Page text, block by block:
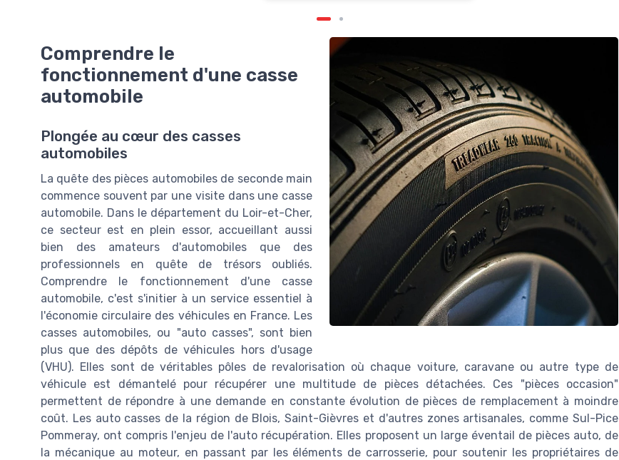
Comprendre le
fonctionnement d'une casse
automobile
Plongée au cœur des casses
automobiles
La quête des pièces automobiles de seconde main
commence souvent par une visite dans une casse
automobile. Dans le département du Loir-et-Cher,
ce secteur est en plein essor, accueillant aussi
bien des amateurs d'automobiles que des
professionnels en quête de trésors oubliés.
Comprendre le fonctionnement d'une casse
automobile, c'est s'initier à un service essentiel à
l'économie circulaire des véhicules en France. Les
casses automobiles, ou "auto casses", sont bien
plus que des dépôts de véhicules hors d'usage
(VHU). Elles sont de véritables pôles de revalorisation où chaque voiture, caravane ou autre type de
véhicule est démantelé pour récupérer une multitude de pièces détachées. Ces "pièces occasion"
permettent de répondre à une demande en constante évolution de pièces de remplacement à moindre
coût. Les auto casses de la région de Blois, Saint-Gièvres et d'autres zones artisanales, comme Sul-Pice
Pommeray, ont compris l'enjeu de l'auto récupération. Elles proposent un large éventail de pièces auto, de
la mécanique au moteur, en passant par les éléments de carrosserie, pour soutenir les propriétaires de